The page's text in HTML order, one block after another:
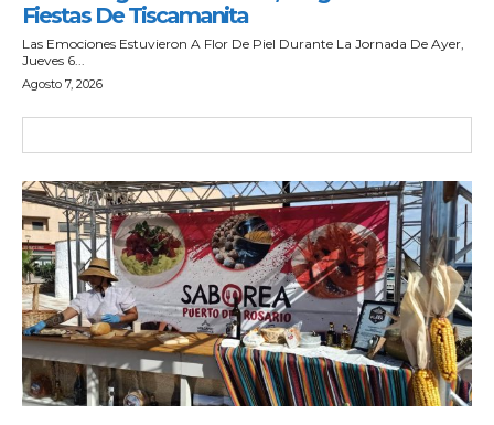
Fiestas De Tiscamanita
Las Emociones Estuvieron A Flor De Piel Durante La Jornada De Ayer,
Jueves 6...
Agosto 7, 2026